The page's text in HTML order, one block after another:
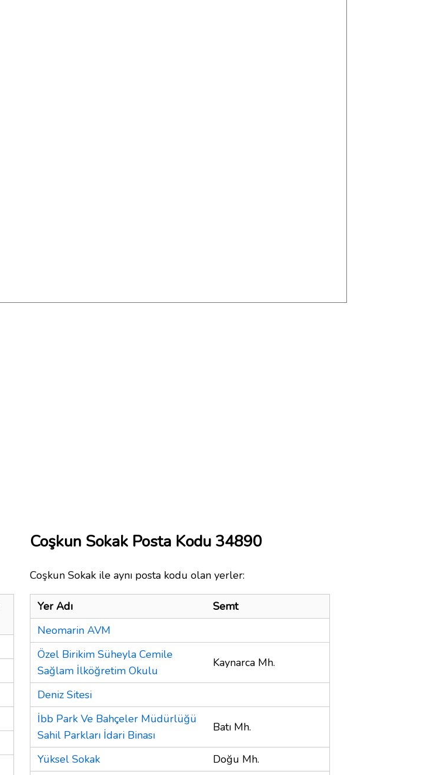
Coşkun Sokak Posta Kodu 34890
Coşkun Sokak ile aynı posta kodu olan yerler:
Yer Adı
Semt
Neomarin AVM
Özel Birikim Süheyla Cemile
Sağlam İlköğretim Okulu
Kaynarca Mh.
Deniz Sitesi
İbb Park Ve Bahçeler Müdürlüğü
Sahil Parkları İdari Binası
Batı Mh.
Yüksel Sokak
Doğu Mh.